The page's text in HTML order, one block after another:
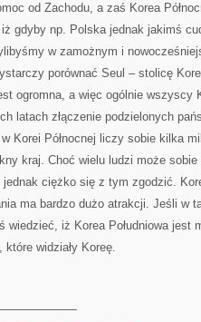
od Zachodu, a zaś Korea
gdyby np. Polska jednak jakimś
w zamożnym i
porównać Seul – stolicę
ogromna, a więc ogólnie wszyscy
latach złączenie podzielonych
Korei Północnej liczy sobie kilka
kraj. Choć wielu ludzi może
jednak ciężko się z tym zgodzić.
ma bardzo dużo atrakcji. Jeśli w
wiedzieć, iż Korea Południowa
które widziały Koreę.